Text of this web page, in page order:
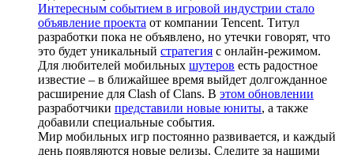
Интересным событием в игровой индустрии стало
объявление проекта от компании Tencent. Титул
разработки пока не объявлено, но утечки говорят, что
это будет уникальный стратегия с онлайн-режимом.
Для любителей мобильных шутеров есть радостное
известие – в ближайшее время выйдет долгожданное
расширение для Clash of Clans. В этом обновлении
разработчики представили новые юниты, а также
добавили специальные события.
Мир мобильных игр постоянно развивается, и каждый
день появляются новые релизы. Следите за нашими